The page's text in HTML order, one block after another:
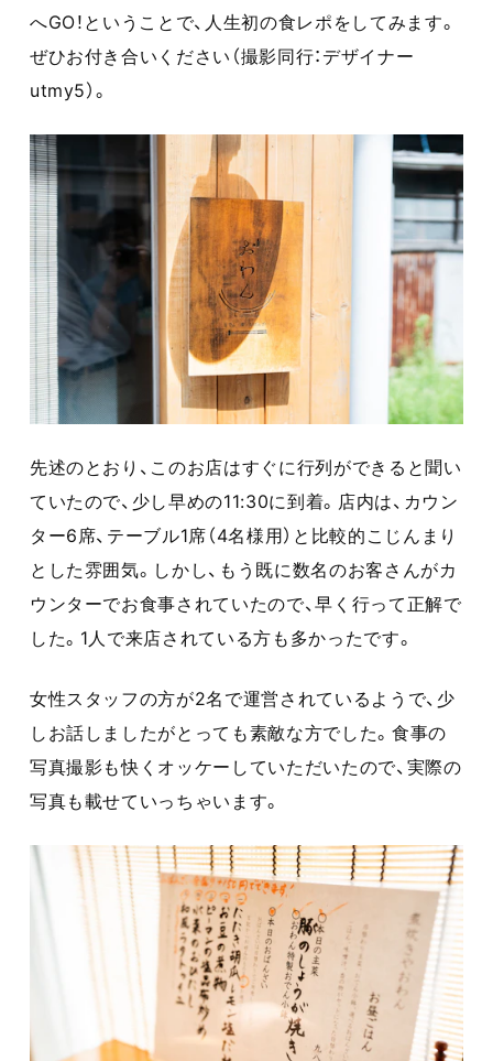
へGO！ということで、人生初の食レポをしてみます。
ぜひお付き合いください（撮影同行：デザイナー
utmy5）。
先述のとおり、このお店はすぐに行列ができると聞い
ていたので、少し早めの11:30に到着。店内は、カウン
ター6席、テーブル1席（4名様用）と比較的こじんまり
とした雰囲気。しかし、もう既に数名のお客さんがカ
ウンターでお食事されていたので、早く行って正解で
した。1人で来店されている方も多かったです。
女性スタッフの方が2名で運営されているようで、少
しお話しましたがとっても素敵な方でした。食事の
写真撮影も快くオッケーしていただいたので、実際の
写真も載せていっちゃいます。